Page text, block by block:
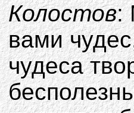
Колостов:
вами
чудеса